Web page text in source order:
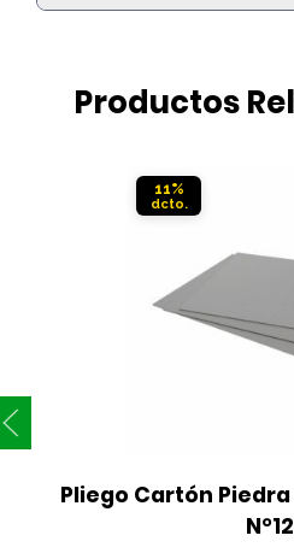
Productos
11%
Pliego Cartón Piedra
N°12